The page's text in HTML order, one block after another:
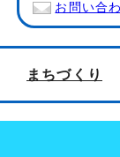
お問い合
まちづくり